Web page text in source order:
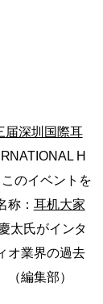
届深圳国際耳
H
のイベントを
称： 耳机大家
太氏がインタ
オ業界の過去
編集部）